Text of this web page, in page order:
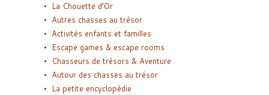
La Chouette d’Or
Autres chasses au trésor
Activités enfants et familles
Escape games & escape rooms
Chasseurs de trésors & Aventure
Autour des chasses au trésor
La petite encyclopédie